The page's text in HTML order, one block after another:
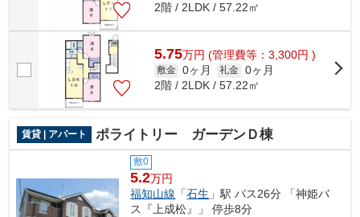
2階 / 2LDK / 57.22㎡
5.75万円 (管理費等：3,300円 )
敷金 0ヶ月 礼金 0ヶ月
2階 / 2LDK / 57.22㎡
賃貸 | アパート ポライトリー ガーデンＤ棟
敷0
5.2万円
福知山線 「石生 」駅 バス26分 「神姫バ
ス『上成松』」 停歩8分